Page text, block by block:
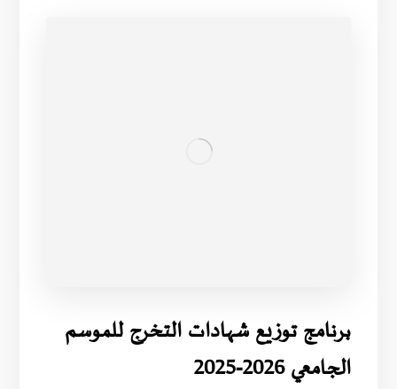
برنامج توزيع شهادات التخرج للموسم
الجامعي 2026-2025